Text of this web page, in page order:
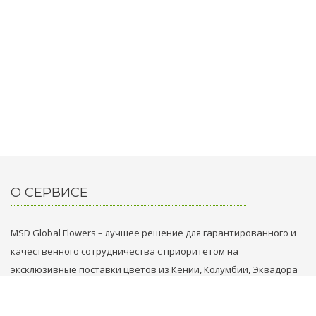
О СЕРВИСЕ
MSD Global Flowers – лучшее решение для гарантированного и
качественного сотрудничества с приоритетом на
эксклюзивные поставки цветов из Кении, Колумбии, Эквадора